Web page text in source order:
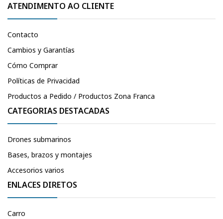
ATENDIMENTO AO CLIENTE
Contacto
Cambios y Garantías
Cómo Comprar
Políticas de Privacidad
Productos a Pedido / Productos Zona Franca
CATEGORIAS DESTACADAS
Drones submarinos
Bases, brazos y montajes
Accesorios varios
ENLACES DIRETOS
Carro